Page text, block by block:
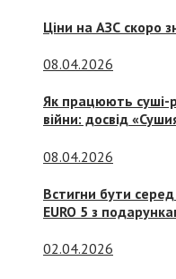
Ціни на АЗС скоро
08.04.2026
Як працюють суші-
війни: досвід
08.04.2026
Встигни бути
EURO 5 з
02.04.2026